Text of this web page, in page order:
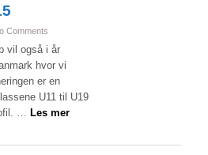
Comments
vil også i år
hvor vi
er en
U11 til U19
…
Les mer